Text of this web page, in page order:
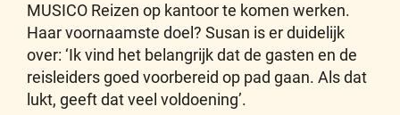
MUSICO Reizen op kantoor te komen werken.
Haar voornaamste doel? Susan is er duidelijk
over: ‘Ik vind het belangrijk dat de gasten en de
reisleiders goed voorbereid op pad gaan. Als dat
lukt, geeft dat veel voldoening’.